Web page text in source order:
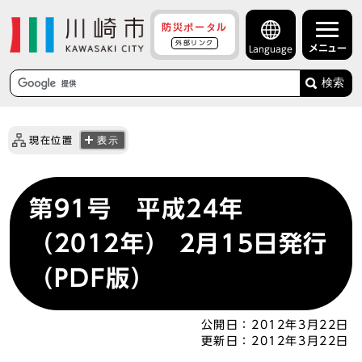
防災ポータル
外部リンク
Language メニュー
検索
現在位置 表示
第91号 平成24年
（2012年） 2月15日発行
（PDF版）
公開日： 2012年3月22日
更新日： 2012年3月22日